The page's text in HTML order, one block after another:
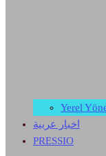
Yerel
اخبار عربية
PRESSIO